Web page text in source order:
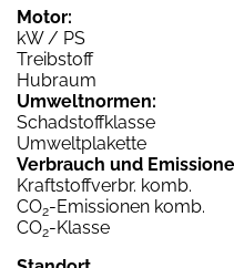
Motor:
kW / PS
Treibstoff
Hubraum
Umweltnormen:
Schadstoffklasse
Umweltplakette
Verbrauch und
Kraftstoffverbr. komb.
CO2-Emissionen komb.
CO2-Klasse